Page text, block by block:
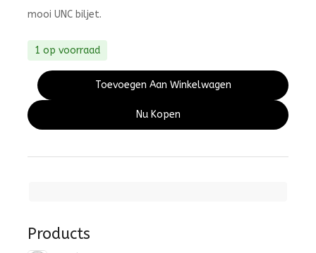
Products
mooi UNC biljet.
1 op voorraad
Toevoegen Aan Winkelwagen
Nu Kopen